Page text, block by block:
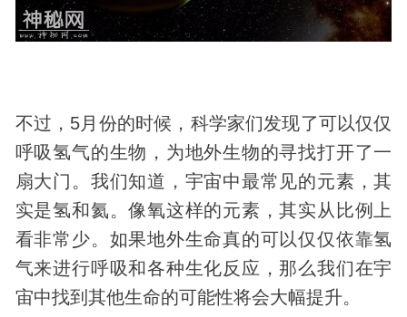
不过，5月份的时候，科学家们发现了可以仅仅
呼吸氢气的生物，为地外生物的寻找打开了一
扇大门。我们知道，宇宙中最常见的元素，其
实是氢和氦。像氧这样的元素，其实从比例上
看非常少。如果地外生命真的可以仅仅依靠氢
气来进行呼吸和各种生化反应，那么我们在宇
宙中找到其他生命的可能性将会大幅提升。